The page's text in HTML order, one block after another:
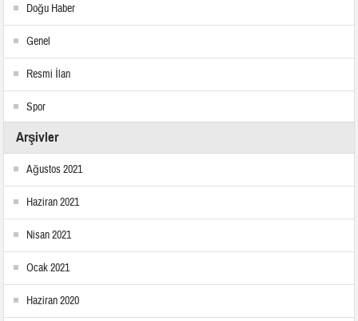
Doğu Haber
Genel
Resmi İlan
Spor
Arşivler
Ağustos 2021
Haziran 2021
Nisan 2021
Ocak 2021
Haziran 2020